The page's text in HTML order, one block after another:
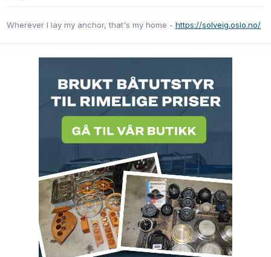
Wherever I lay my anchor, that's my home - https://solveig.oslo.no/